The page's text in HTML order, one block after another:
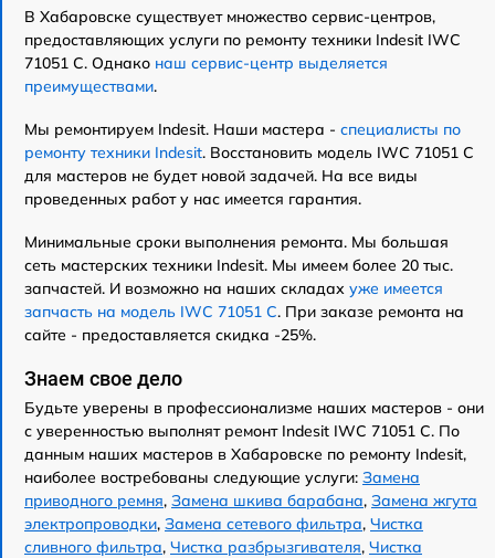
В Хабаровске существует множество сервис-центров,
предоставляющих услуги по ремонту техники Indesit IWC
71051 C. Однако наш сервис-центр выделяется
преимуществами.
Мы ремонтируем Indesit. Наши мастера - специалисты по
ремонту техники Indesit. Восстановить модель IWC 71051 C
для мастеров не будет новой задачей. На все виды
проведенных работ у нас имеется гарантия.
Минимальные сроки выполнения ремонта. Мы большая
сеть мастерских техники Indesit. Мы имеем более 20 тыс.
запчастей. И возможно на наших складах уже имеется
запчасть на модель IWC 71051 C. При заказе ремонта на
сайте - предоставляется скидка -25%.
Знаем свое дело
Будьте уверены в профессионализме наших мастеров - они
с уверенностью выполнят ремонт Indesit IWC 71051 C. По
данным наших мастеров в Хабаровске по ремонту Indesit,
наиболее востребованы следующие услуги: Замена
приводного ремня, Замена шкива барабана, Замена жгута
электропроводки, Замена сетевого фильтра, Чистка
сливного фильтра, Чистка разбрызгивателя, Чистка